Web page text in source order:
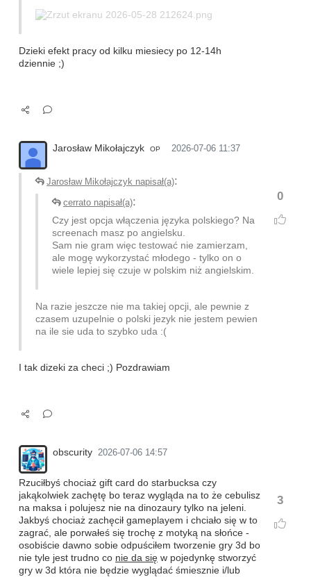
Dzieki efekt pracy od kilku miesiecy po 12-14h
dziennie ;)
Jarosław Mikołajczyk OP 2026-07-06 11:37
0
Jarosław Mikołajczyk napisał(a):
cerrato napisał(a):
Czy jest opcja włączenia języka polskiego? Na
screenach masz po angielsku.
Sam nie gram więc testować nie zamierzam,
ale mogę wykorzystać młodego - tylko on o
wiele lepiej się czuje w polskim niż angielskim.
Na razie jeszcze nie ma takiej opcji, ale pewnie z
czasem uzupelnie o polski jezyk nie jestem pewien
na ile sie uda to szybko uda :(
I tak dizeki za checi ;) Pozdrawiam
obscurity 2026-07-06 14:57
3
Rzuciłbyś chociaż gift card do starbucksa czy
jakąkolwiek zachętę bo teraz wygląda na to że cebulisz
na maksa i polujesz nie na dinozaury tylko na jeleni.
Jakbyś chociaż zachęcił gameplayem i chciało się w to
zagrać, ale porwałeś się trochę z motyką na słońce -
osobiście dawno sobie odpuściłem tworzenie gry 3d bo
nie tyle jest trudno co nie da się w pojedynkę stworzyć
gry w 3d która nie będzie wyglądać śmiesznie i/lub